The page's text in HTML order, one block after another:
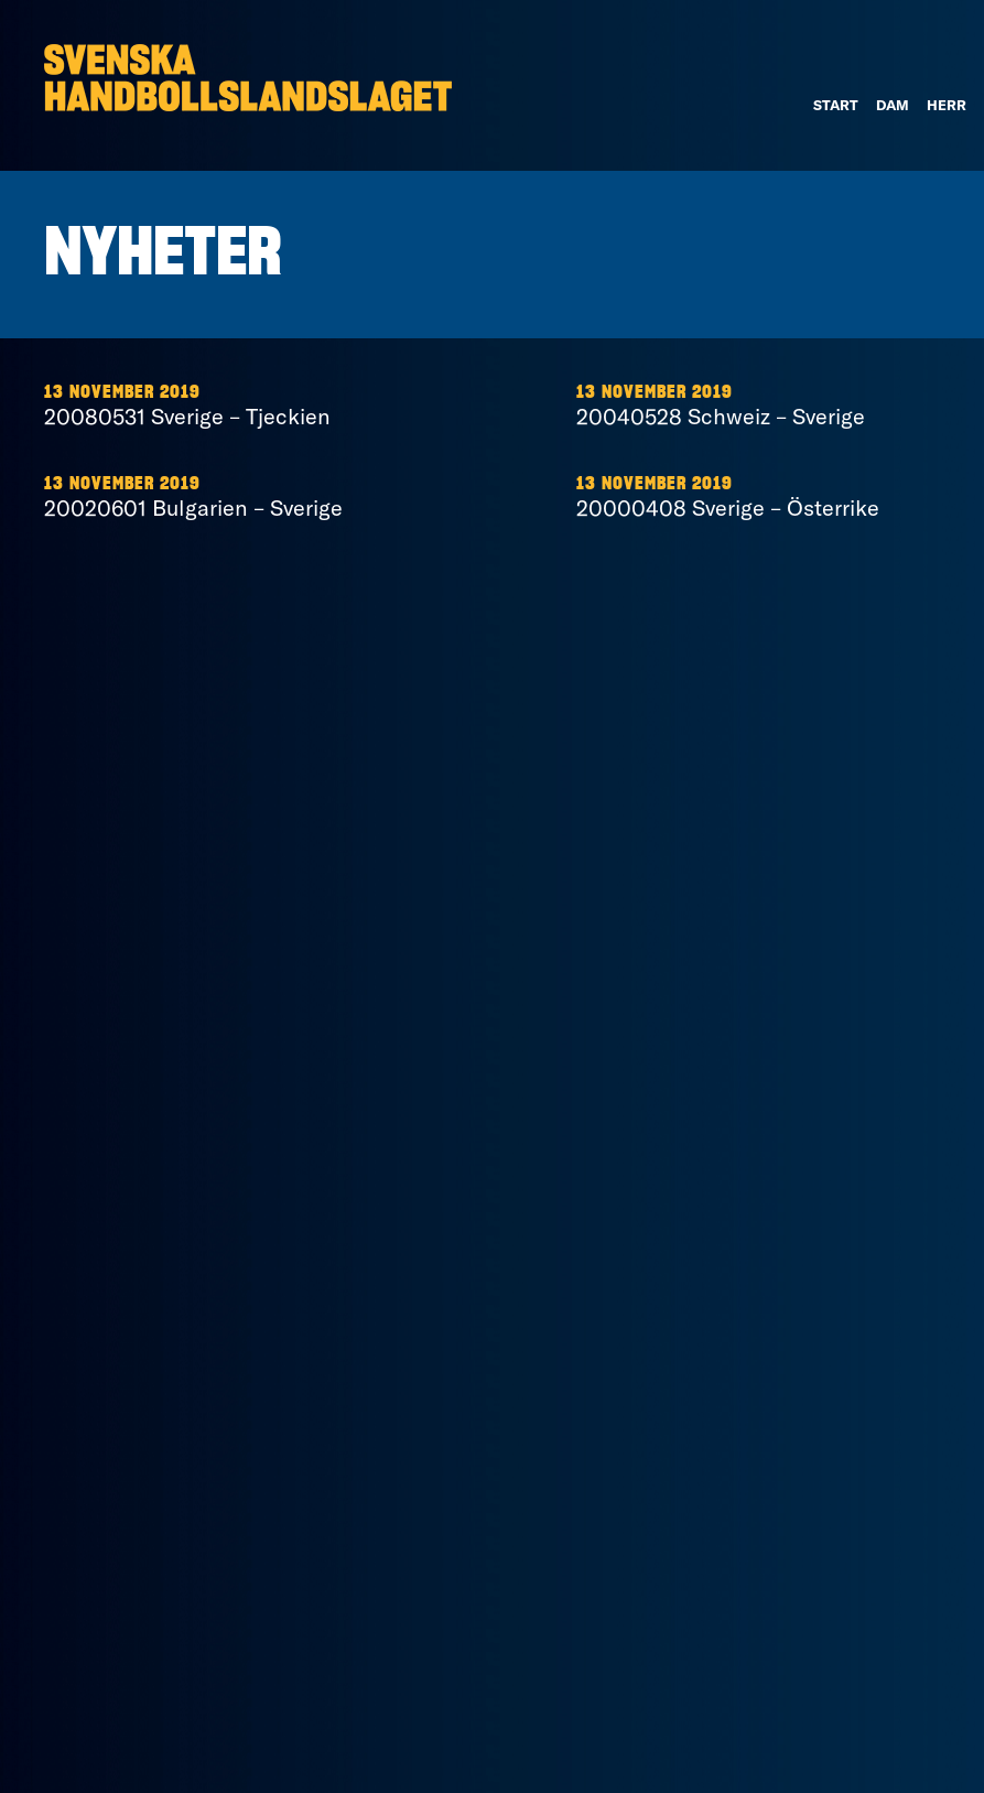
START DAM HERR
NYHETER
13 NOVEMBER 2019
20080531 Sverige – Tjeckien
13 NOVEMBER 2019
20040528 Schweiz – Sverige
13 NOVEMBER 2019
20020601 Bulgarien – Sverige
13 NOVEMBER 2019
20000408 Sverige – Österrike